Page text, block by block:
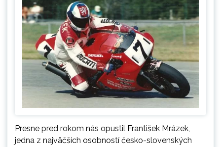
Presne pred rokom nás opustil František Mrázek,
jedna z najväčších osobností česko-slovenských